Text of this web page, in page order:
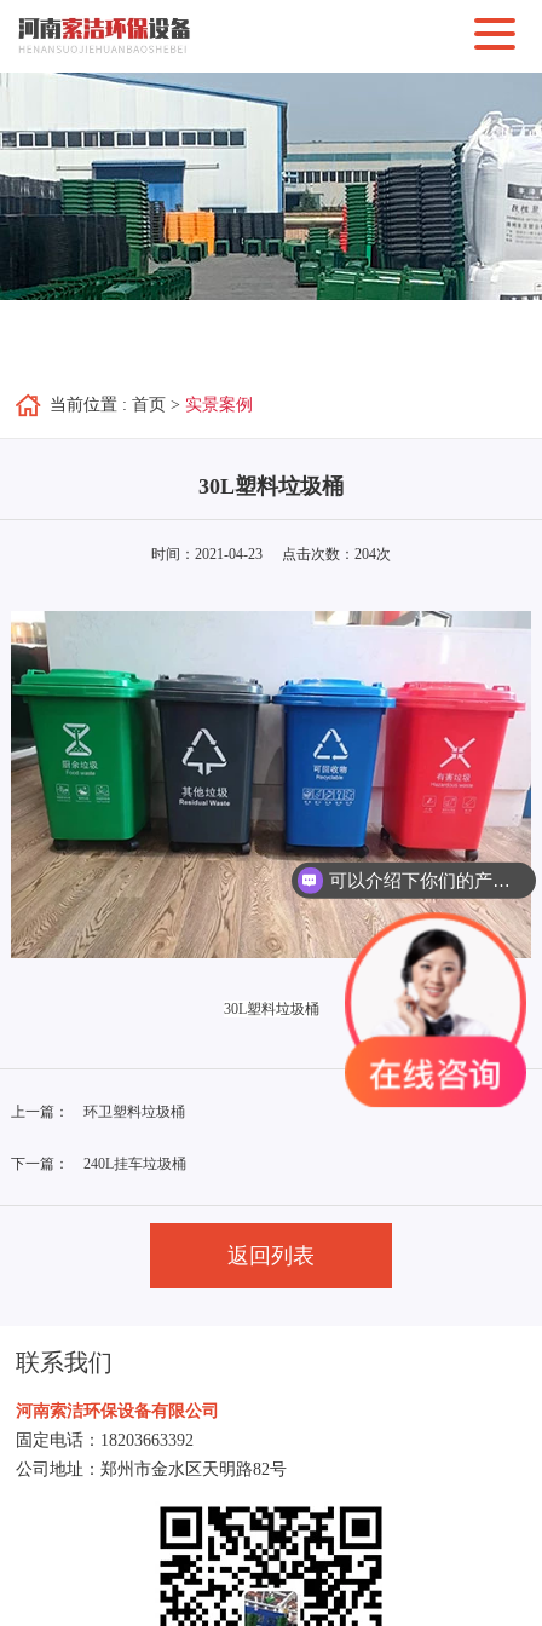
当前位置 :首页 > 实景案例
30L塑料垃圾桶
时间：2021-04-23 点击次数： 204次
30L塑料垃圾桶
上一篇： 环卫塑料垃圾桶
下一篇： 240L挂车垃圾桶
返回列表
联系我们
河南索洁环保设备有限公司
固定电话： 18203663392
公司地址：郑州市金水区天明路82号
可以介绍下你们的产品么？